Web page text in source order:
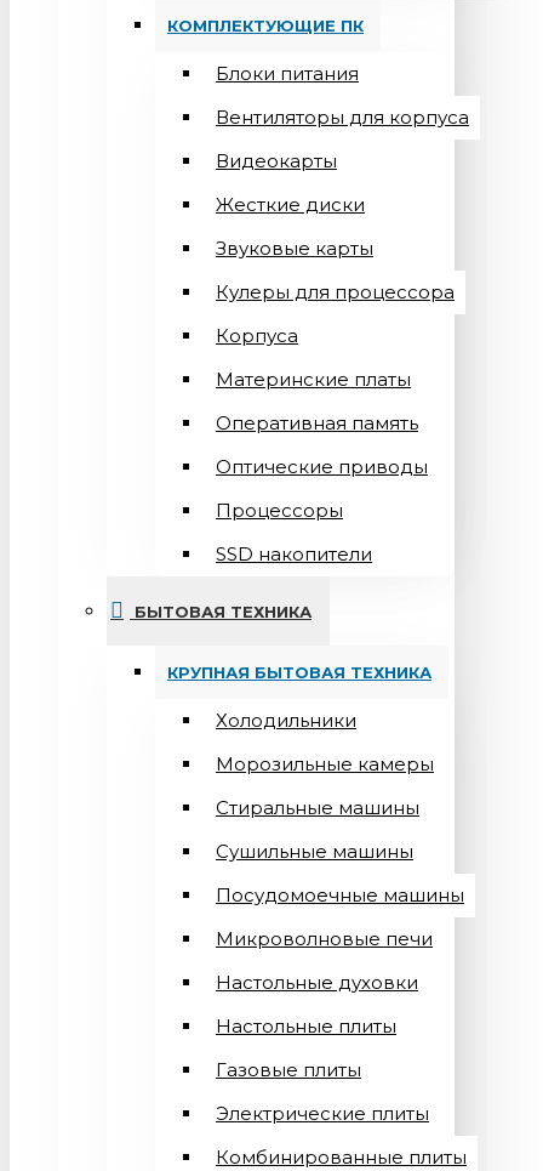
КОМПЛЕКТУЮЩИЕ ПК
Блоки питания
Вентиляторы для корпуса
Видеокарты
Жесткие диски
Звуковые карты
Кулеры для процессора
Корпуса
Материнские платы
Оперативная память
Оптические приводы
Процессоры
SSD накопители
БЫТОВАЯ ТЕХНИКА
КРУПНАЯ БЫТОВАЯ ТЕХНИКА
Холодильники
Морозильные камеры
Стиральные машины
Сушильные машины
Посудомоечные машины
Микроволновые печи
Настольные духовки
Настольные плиты
Газовые плиты
Электрические плиты
Комбинированные плиты